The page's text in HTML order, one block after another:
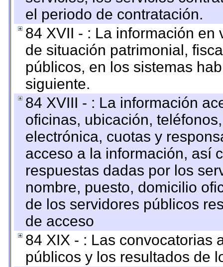
el periodo de contratación.
84 XVII - : La información
de situación patrimonial,
públicos, en los sistemas
siguiente.
84 XVIII - : La información
oficinas, ubicación,
electrónica, cuotas y
acceso a la información, así
respuestas dadas por los
nombre, puesto, domicilio
de los servidores públicos
de acceso
84 XIX - : Las convocatorias
públicos y los resultados de